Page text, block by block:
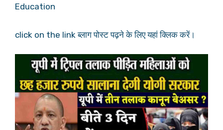
In relation to
Education
click on the link ब्लाग पोस्ट पढ़ने के लिए यहां क्लिक करें।